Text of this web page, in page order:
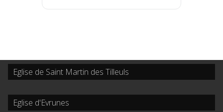
Eglise de Saint Martin des Tilleuls
Eglise d'Evrunes